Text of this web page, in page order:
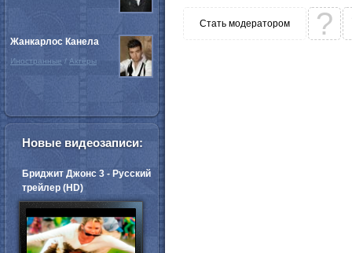
Стать модератором ?
Жанкарлос Канела
Иностранные / Актёры
Новые видеозаписи:
Бриджит Джонс 3 - Русский
трейлер (HD)